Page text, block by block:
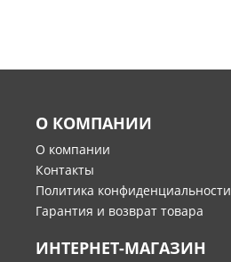
О КОМПАНИИ
О компании
Контакты
Политика конфиденциальности
Гарантия и возврат товара
ИНТЕРНЕТ-МАГАЗИН